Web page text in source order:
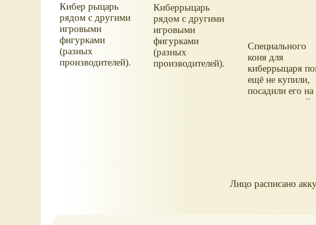
Кибер рыцарь
рядом с другими
игровыми
фигурками
(разных
производителей).
Киберрыцарь
рядом с другими
игровыми
фигурками
(разных
производителей).
Специального
коня для
киберрыцаря
ещё не купили,
посадили его на
коня от другой
Лицо расписано